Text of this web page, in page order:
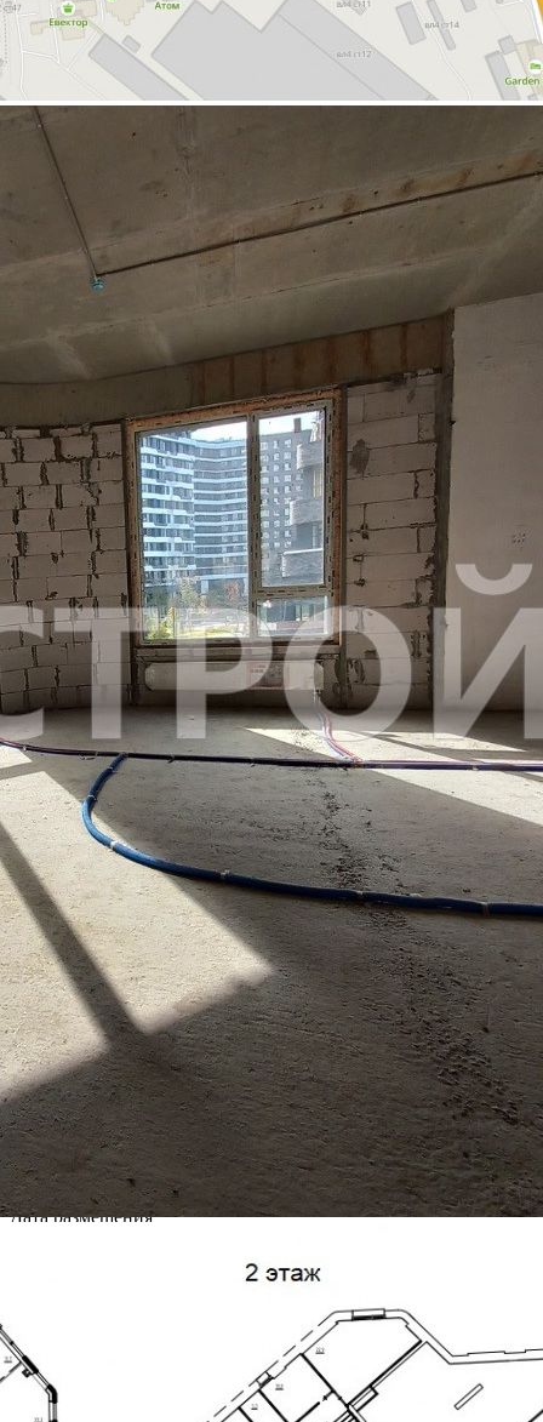
Аренда
Жилой дом
116589 - Г. МОСКВА,
КРУЗЕНШТЕРНА УЛИЦА,
Д.6
Москва / Московская обл
Получить контакты Посмотреть на карте
ЖК СИМВОЛ, помещение под размещение дошкольного
учреждения на 100 мест. Собственная площадка. Огороженная
и охраняемая территория. Центральное отопление,
водопровод, канализация, водоснабжение , приточно –
вытяжная вентиляция (приток 2 894 куб.м/ч, вытяжка 3 250
куб.м/ч) Высота потолков 3,3 м, выделенная эл.м...
490 (+3)
Навигация
Характеристики
О помещении
Где находится
Контакты
Другие объявления
Характеристики помещения
№ объявления
116589
Дата размещения
Расположено
Жилой дом
Этаж